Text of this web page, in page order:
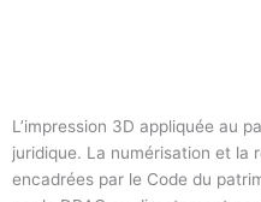
L’impression 3D appliquée au
juridique. La numérisation et la
encadrées par le Code du